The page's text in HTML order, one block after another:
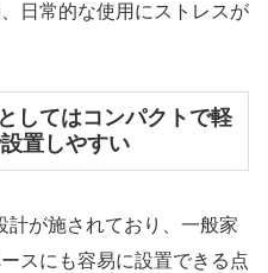
日常的な使用にストレスが
してはコンパクトで軽
置しやすい
計が施されており、一般家
スにも容易に設置できる点